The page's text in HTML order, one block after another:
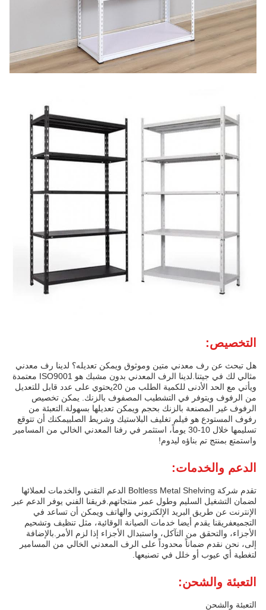
التخصيص:
هل تبحث عن رف معدني متين وموثوق ويمكن تعديله؟ لدينا رف معدني
مثالي لك في جيتنا.لدينا الرف المعدني بدون مشبك هو ISO9001 معتمدة
ويأتي مع الحد الأدنى للكمية الطلب من 20يحتوي على عدد قابل للتعديل
من الرفوف ويتوفر في التشطيب المصفوف بالزنك. يمكن تخصيص
الرفوف غير المصنعة بالزنك بحجم ويمكن تعديلها بسهولة.التعبئة من
رفوف المستودع هو فيلم تغليف البلاستيك وشريط الصلبيمكنك أن تتوقع
تسليمها خلال 10-30 يوماً، استثمر في رفنا المعدني الخالي من المسامير
واستمتع بمنتج تم بناؤه ليدوم!
الدعم والخدمات:
تقدم شركة Boltless Metal Shelving الدعم التقني والخدمات لعملائها
لضمان التشغيل السليم وطول عمر منتجاتهم.فريقنا الفني يوفر الدعم عبر
الإنترنت عن طريق البريد الإلكتروني والهاتف ويمكن أن تساعد في
التجميعفريقنا يقدم أيضا خدمات الصيانة الوقائية، مثل تنظيف وتشحيم
الأجزاء، والتحقق من التآكل، واستبدال الأجزاء إذا لزم الأمر.بالإضافة
إلى، نحن نقدم ضماناً محدوداً على الرف المعدني الخالي من المسامير
لتغطية أي عيوب أو خلل في تصنيعها.
التعبئة والشحن:
التعبئة والشحن